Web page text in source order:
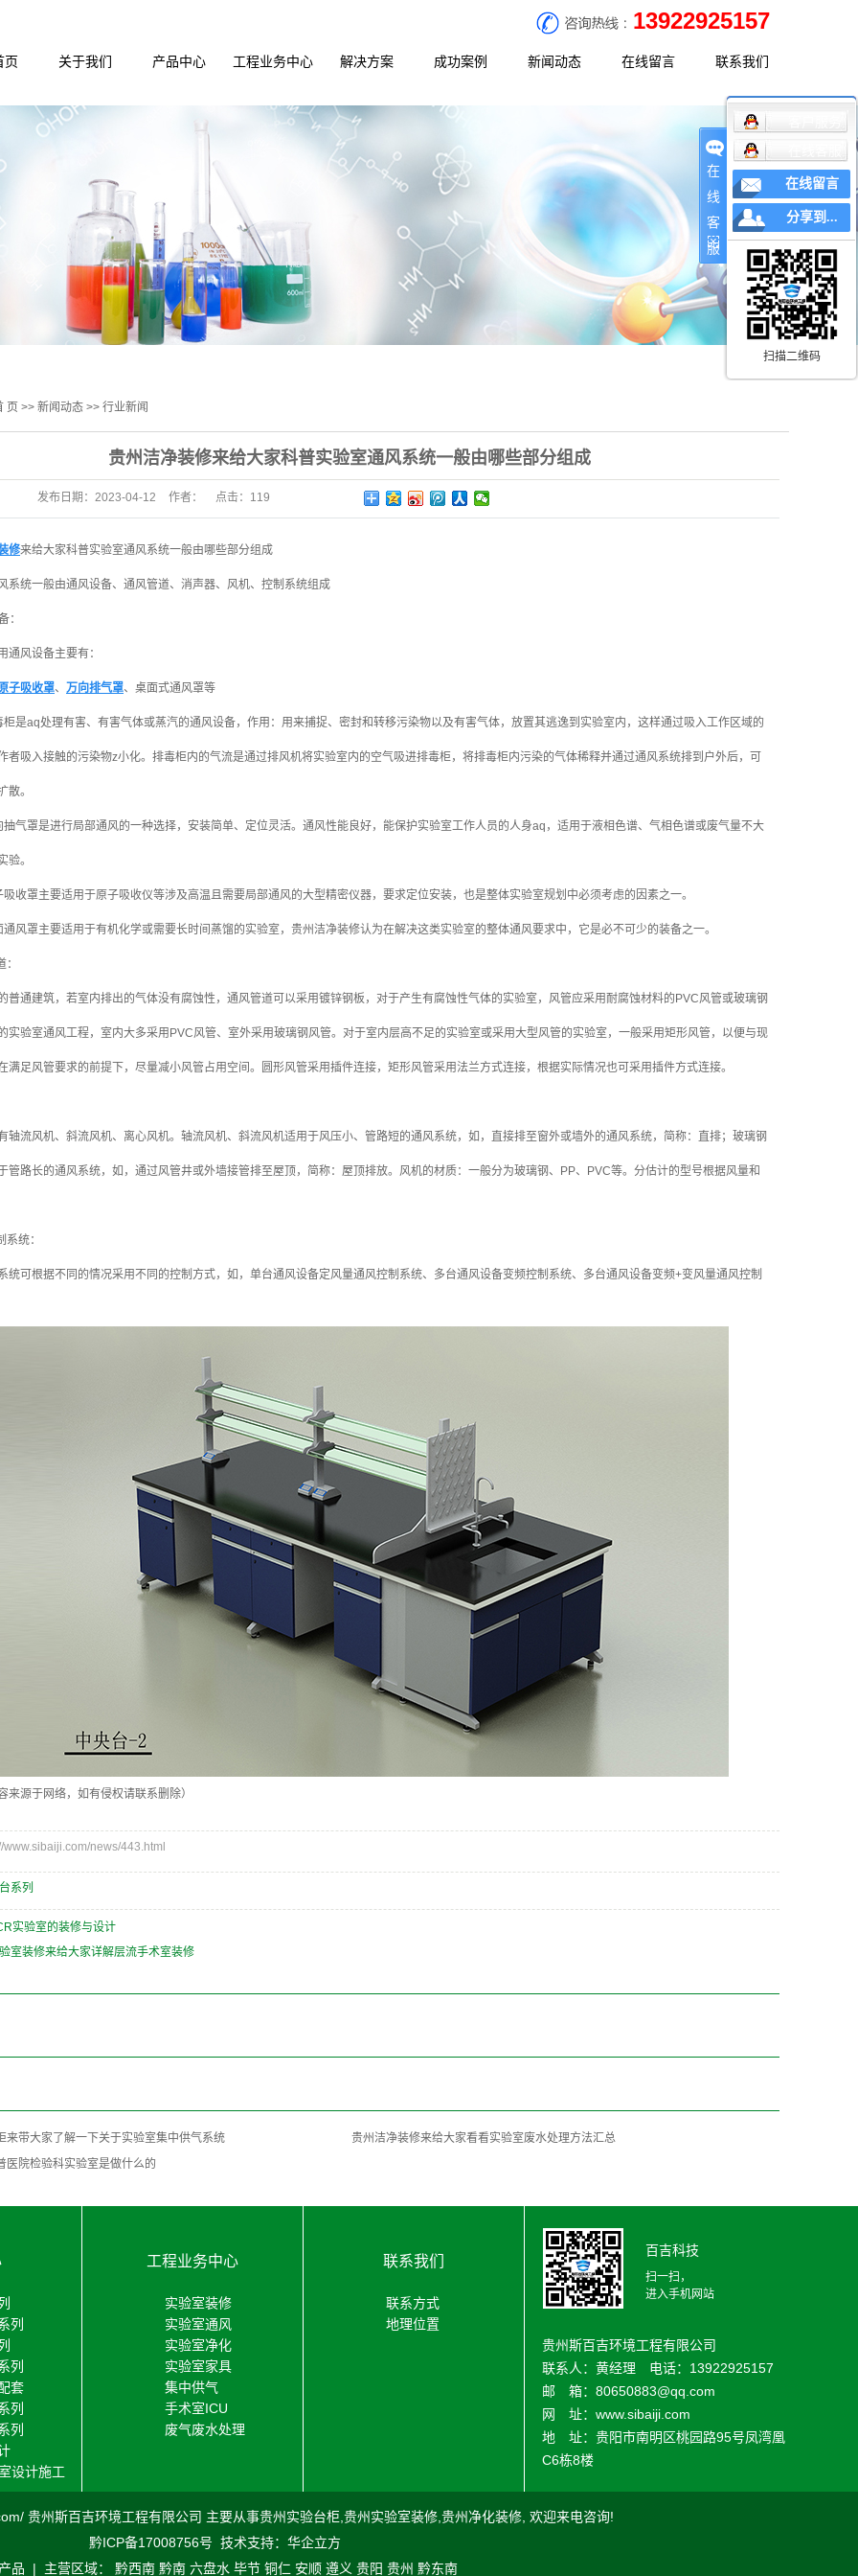
13922925157
页 关于我们
荣誉资质
产品中心
实验台系列
储存柜系列
实验配件系列
医疗家俱配套
仪器设备系列
试剂耗材系列
工程业务中心
实验室装修
实验室通风
实验室家具
集中供气
手术室ICU
解决方案
实验室装修解决方案
实验室净化解决方案
实验室通风解决方案
成功案例 新闻动态
行业新闻
常见问题
在线留言 联系我们
联系方式
地理位置
页 >> 新闻动态 >> 行业新闻
贵州洁净装修来给大家科普实验室通风系统一般由哪些部分组成
发布日期： 2023-04-12 作者： 点击： 119
修来给大家科普实验室通风系统一般由哪些部分组成
系统一般由通风设备、通风管道、消声器、风机、控制系统组成
：
通风设备主要有：
子吸收罩、 万向排气罩、桌面式通风罩等
柜是aq处理有害、有害气体或蒸汽的通风设备，作用：用来捕捉、密封和转移污染物以及有害气体，放置其逃逸到实验室内，这样通过吸入工作区域的
者吸入接触的污染物z小化。排毒柜内的气流是通过排风机将实验室内的空气吸进排毒柜，将排毒柜内污染的气体稀释并通过通风系统排到户外后，可
散。
抽气罩是进行局部通风的一种选择，安装简单、定位灵活。通风性能良好，能保护实验室工作人员的人身aq，适用于液相色谱、气相色谱或废气量不大
验。
吸收罩主要适用于原子吸收仪等涉及高温且需要局部通风的大型精密仪器，要求定位安装，也是整体实验室规划中必须考虑的因素之一。
通风罩主要适用于有机化学或需要长时间蒸馏的实验室，贵州洁净装修认为在解决这类实验室的整体通风要求中，它是必不可少的装备之一。
普通建筑，若室内排出的气体没有腐蚀性，通风管道可以采用镀锌钢板，对于产生有腐蚀性气体的实验室，风管应采用耐腐蚀材料的PVC风管或玻璃钢
实验室通风工程，室内大多采用PVC风管、室外采用玻璃钢风管。对于室内层高不足的实验室或采用大型风管的实验室，一般采用矩形风管，以便与现
满足风管要求的前提下，尽量减小风管占用空间。圆形风管采用插件连接，矩形风管采用法兰方式连接，根据实际情况也可采用插件方式连接。
轴流风机、斜流风机、离心风机。轴流风机、斜流风机适用于风压小、管路短的通风系统，如，直接排至窗外或墙外的通风系统，简称：直排；玻璃钢
管路长的通风系统，如，通过风管井或外墙接管排至屋顶，简称：屋顶排放。风机的材质：一般分为玻璃钢、PP、PVC等。分估计的型号根据风量和
系统：
统可根据不同的情况采用不同的控制方式，如，单台通风设备定风量通风控制系统、多台通风设备变频控制系统、多台通风设备变频+变风量通风控制
来源于网络，如有侵权请联系删除）
www.sibaiji.com/news/443.html
系列
实验室的装修与设计
室装修来给大家详解层流手术室装修
来带大家了解一下关于实验室集中供气系统
贵州洁净装修来给大家看看实验室废水处理方法汇总
医院检验科实验室是做什么的
列
列
套
列
列
设计施工
工程业务中心
实验室装修
实验室通风
实验室净化
实验室家具
集中供气
手术室ICU
废气废水处理
联系我们
联系方式
地理位置
百吉科技
扫一扫，
进入手机网站
贵州斯百吉环境工程有限公司
联系人：黄经理 电话：13922925157
邮 箱：80650883@qq.com
网 址：www.sibaiji.com
地 址：贵阳市南明区桃园路95号凤湾凰
C6栋8楼
贵州斯百吉环境工程有限公司 主要从事贵州实验台柜 贵州实验室装修 贵州净化装修 , 欢迎来电咨询!
黔ICP备17008756号 技术支持： 华企立方
品 | 主营区域： 黔西南 黔南 六盘水 毕节 铜仁 安顺 遵义 贵阳 贵州 黔东南
在
线
客
服
在线留言
分享到...
扫描二维码